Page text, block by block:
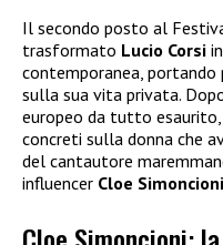
Il secondo posto al
trasformato Lucio Corsi
contemporanea, portando
sulla sua vita privata.
europeo da tutto
concreti sulla donna che
del cantautore
influencer Cloe Simoncioni